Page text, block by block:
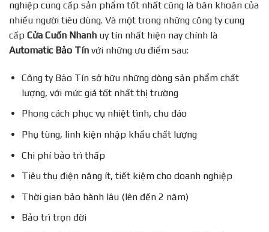
nghiệp cung cấp sản phẩm tốt nhất cũng là băn khoăn của
nhiều người tiêu dùng. Và một trong những công ty cung
cấp Cửa Cuốn Nhanh uy tín nhất hiện nay chính là
Automatic Bảo Tín với những ưu điểm sau:
Công ty Bảo Tín sở hữu những dòng sản phẩm chất
lượng, với mức giá tốt nhất thị trường
Phong cách phục vụ nhiệt tình, chu đáo
Phụ tùng, linh kiện nhập khẩu chất lượng
Chi phí bảo trì thấp
Tiêu thụ điện năng ít, tiết kiệm cho doanh nghiệp
Thời gian bảo hành lâu (lên đến 2 năm)
Bảo trì trọn đời